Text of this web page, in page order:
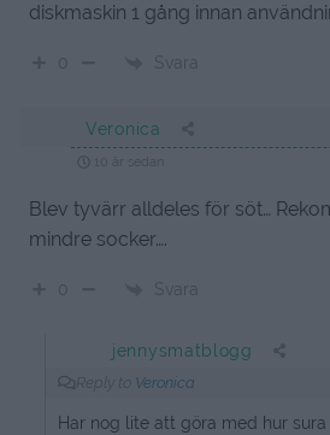
diskmaskin 1 gång innan
0 Svara
Veronica
10 år sedan
Blev tyvärr alldeles för söt…
mindre socker….
0 Svara
jennysmatblogg
Veronica
Har nog lite att göra med hur